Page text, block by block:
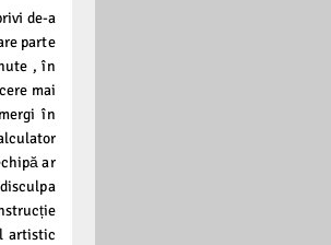
de-a
parte
, în
mai
în
ar
artistic